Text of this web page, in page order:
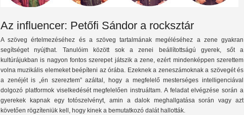
Az influencer: Petőfi Sándor a rocksztár
A szöveg értelmezéséhez és a szöveg tartalmának megéléséhez a zene gyakran
segítséget nyújthat. Tanulóim között sok a zenei beállítottságú gyerek, sőt a
kultúrájukban is nagyon fontos szerepet játszik a zene, ezért mindenképpen szerettem
volna muzikális elemeket beépíteni az órába. Ezeknek a zeneszámoknak a szövegét és
a zenéjét is „én szereztem” azáltal, hogy a megfelelő mesterséges intelligenciával
dolgozó platformok viselkedését megfelelően instruáltam. A feladat elvégzése során a
gyerekek kapnak egy totószelvényt, amin a dalok meghallgatása során vagy azt
követően rögzíteniük kell, hogy kinek a bemutatkozó dalát hallották.